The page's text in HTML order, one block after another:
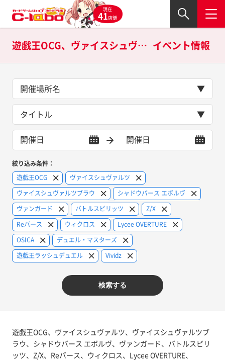
現在
41店舗
遊戯王OCG、ヴァイスシュヴァルツ、ヴァイスシュヴァルツブラウ、シャドウバース エボルヴ、ヴァンガード、バトルスピリッツ、Z/X、Reバース、ウィクロス、Lycee OVERTURE、OSICA、デュエル・マスターズ、遊戯王ラッシュデュエル、Vividzの イベント情報
開催場所名
タイトル
絞り込み条件：
遊戯王OCG
ヴァイスシュヴァルツ
ヴァイスシュヴァルツブラウ
シャドウバース エボルヴ
ヴァンガード
バトルスピリッツ
Z/X
Reバース
ウィクロス
Lycee OVERTURE
OSICA
デュエル・マスターズ
遊戯王ラッシュデュエル
Vividz
検索する
遊戯王OCG、ヴァイスシュヴァルツ、ヴァイスシュヴァルツブ
ラウ、シャドウバース エボルヴ、ヴァンガード、バトルスピリ
ッツ、Z/X、Reバース、ウィクロス、Lycee OVERTURE、